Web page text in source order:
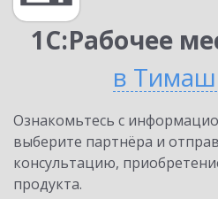
1С:Рабочее
в
Ознакомьтесь с
выберите партнёра и
консультацию,
продукта.